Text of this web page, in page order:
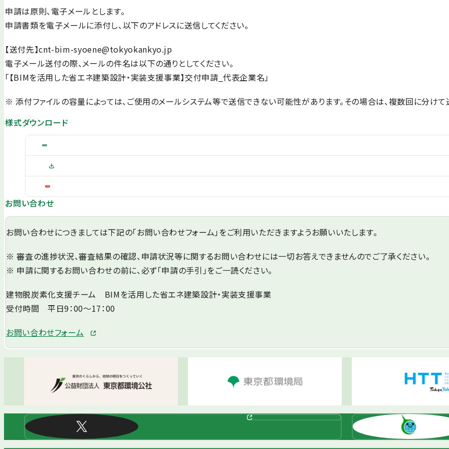
申請は原則、電子メールとします。
申請書類を電子メールに添付し、以下のアドレスに送信してください。
【送付先】cnt-bim-syoene@tokyokankyo.jp
電子メール送付の際、メールの件名は以下の通りとしてください。
「【BIMを活用した省エネ建築設計・実装支援事業】交付申請_代表企業名」
※ 添付ファイルの容量によっては、ご使用のメールシステム等で送信できない可能性があります。その場合は、複数回に分けて
様式ダウンロード
お問い合わせ
お問い合わせにつきましては下記の「お問い合わせフォーム」をご利用いただきますようお願いいたします。
※ 審査の進捗状況、審査結果の確認、申請状況等に関するお問い合わせには一切お答えできませんのでご了承ください。
※ 申請に関するお問い合わせの前に、必ず「申請の手引」をご一読ください。
建物脱炭素化支援チーム BIMを活用した省エネ建築設計・実装支援事業
受付時間 平日9：00～17：00
お問い合わせフォーム